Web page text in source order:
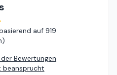
auf 919
)
Bewertungen
beansprucht